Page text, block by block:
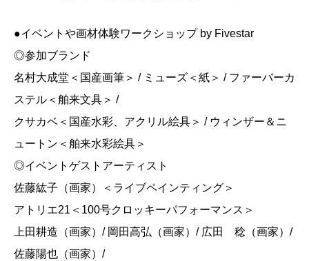
●イベントや画材体験ワークショップ by Fivestar
◎参加ブランド
名村大成堂＜国産画筆＞ / ミューズ＜紙＞ / ファーバーカ
ステル＜舶来文具＞ /
クサカベ＜国産水彩、アクリル絵具＞ / ウィンザー＆ニ
ュートン＜舶来水彩絵具＞
◎イベントゲストアーティスト
佐藤紘子（画家）＜ライブペインティング＞
アトリエ21＜100号クロッキーパフォーマンス＞
上田耕造（画家）/ 岡田高弘（画家）/ 広田 稔（画家）/
佐藤陽也（画家）/